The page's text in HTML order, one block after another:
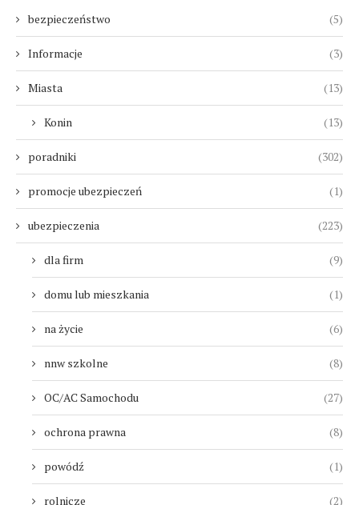
bezpieczeństwo (5)
Informacje (3)
Miasta (13)
Konin (13)
poradniki (302)
promocje ubezpieczeń (1)
ubezpieczenia (223)
dla firm (9)
domu lub mieszkania (1)
na życie (6)
nnw szkolne (8)
OC/AC Samochodu (27)
ochrona prawna (8)
powódź (1)
rolnicze (2)